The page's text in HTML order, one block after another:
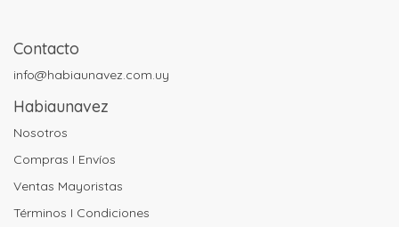
Contacto
info@habiaunavez.com.uy
Habiaunavez
Nosotros
Compras I Envíos
Ventas Mayoristas
Términos I Condiciones